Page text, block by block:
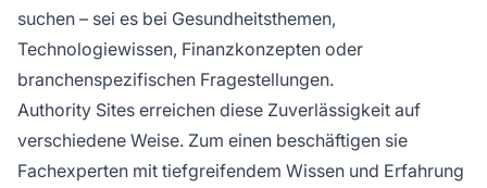
suchen – sei es bei Gesundheitsthemen,
Technologiewissen, Finanzkonzepten oder
branchenspezifischen Fragestellungen.
Authority Sites erreichen diese Zuverlässigkeit auf
verschiedene Weise. Zum einen beschäftigen sie
Fachexperten mit tiefgreifendem Wissen und Erfahrung